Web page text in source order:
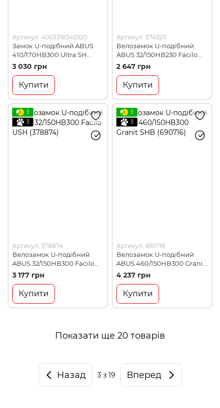
Артикул: 4003318345920
Замок U-подібний ABUS
410/170HB300 Ultra SH
(345920)
3 030 грн
Купити
Артикул: 374920
Велозамок U-подібний
ABUS 32/150HB230 Facilo
USH (374920)
2 647 грн
Купити
3
3
Артикул: 378874
Велозамок U-подібний
ABUS 32/150HB300 Facilo
USH (378874)
3 177 грн
Купити
3
3
Артикул: 690716
Велозамок U-подібний
ABUS 460/150HB300 Granit
SHB (690716)
4 237 грн
Купити
Показати ще 20 товарів
Назад 3з 19 Вперед